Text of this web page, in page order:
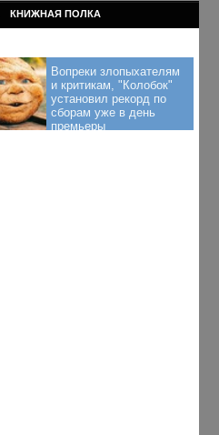
КНИЖНАЯ ПОЛКА
Вопреки злопыхателям
и критикам, "Колобок"
установил рекорд по
сборам уже в день
премьеры